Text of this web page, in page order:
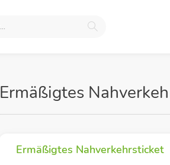
Ermäßigtes
Ermäßigtes Nahverkehrsticket